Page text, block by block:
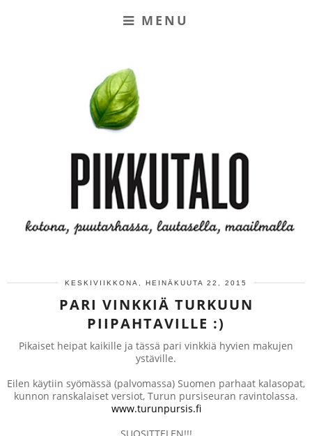
MENU
KESKIVIIKKONA, HEINÄKUUTA 22, 2015
PARI VINKKIÄ TURKUUN
PIIPAHTAVILLE :)
Pikaiset heipat kaikille ja tässä pari vinkkiä hyvien makujen
ystäville.
Eilen käytiin syömässä (palvomassa) Suomen parhaat kalasopat,
kunnon ranskalaiset versiot, Turun pursiseuran ravintolassa.
www.turunpursis.fi